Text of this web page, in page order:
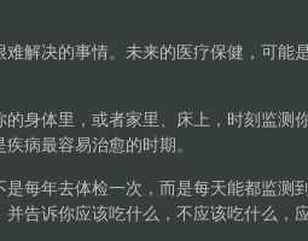
解决的事情。未来的医疗保健，可能是
身体里，或者家里、床上，时刻监测你
病最容易治愈的时期。
每年去体检一次，而是每天能都监测
告诉你应该吃什么，不应该吃什么，